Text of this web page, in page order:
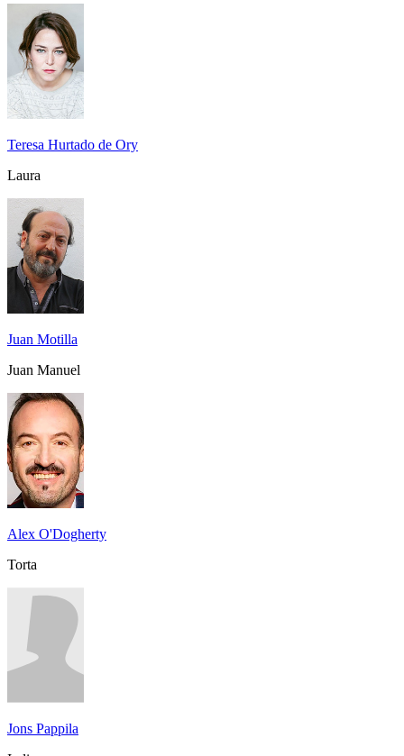
Teresa Hurtado de Ory
Laura
Juan Motilla
Juan Manuel
Alex O'Dogherty
Torta
Jons Pappila